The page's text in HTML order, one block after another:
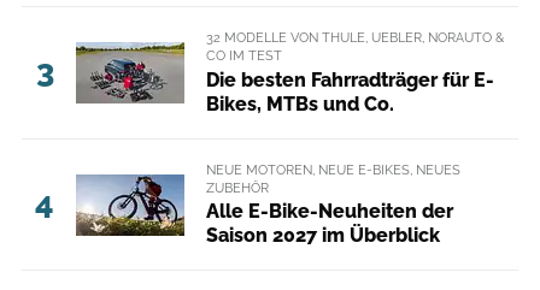
3
32 MODELLE VON THULE, UEBLER, NORAUTO &
CO IM TEST
Die besten Fahrradträger für E-
Bikes, MTBs und Co.
4
NEUE MOTOREN, NEUE E-BIKES, NEUES
ZUBEHÖR
Alle E-Bike-Neuheiten der
Saison 2027 im Überblick